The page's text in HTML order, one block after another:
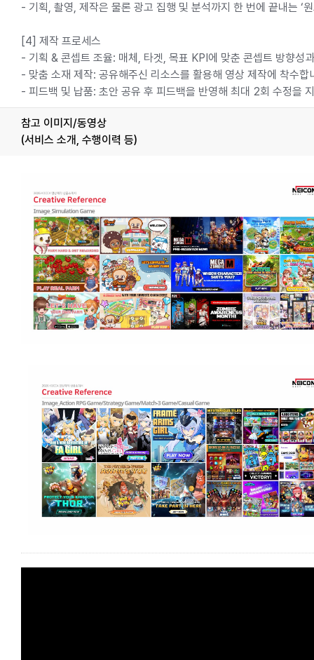
- 기획, 촬영, 제작은 물론 광고 집행 및 분석까지 한 번에 끝내는
[4] 제작 프로세스
- 기획 & 콘셉트 조율: 매체, 타겟, 목표 KPI에 맞춘 콘셉트 방향성
- 맞춤 소재 제작: 공유해주신 리소스를 활용해 영상 제작에 착수합
- 피드백 및 납품: 초안 공유 후 피드백을 반영해 최대 2회 수정을
참고 이미지/동영상
(서비스 소개, 수행이력 등)